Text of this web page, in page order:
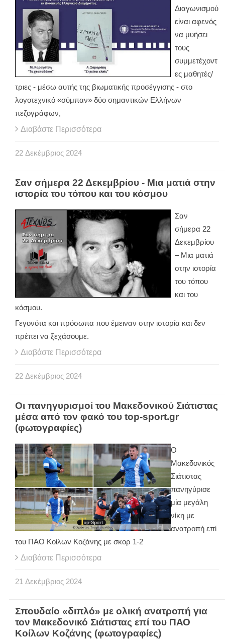
Διαγωνισμού
είναι αφενός
να μυήσει
τους
συμμετέχοντ
ες μαθητές/
τριες - μέσω αυτής της βιωματικής προσέγγισης - στο
λογοτεχνικό «σύμπαν» δύο σημαντικών Ελλήνων
πεζογράφων,
Διαβάστε Περισσότερα
22 Δεκέμβριος 2024
Σαν σήμερα 22 Δεκεμβρίου - Μια ματιά στην
ιστορία του τόπου και του κόσμου
Σαν
σήμερα 22
Δεκεμβρίου
– Μια ματιά
στην ιστορία
του τόπου
και του
κόσμου.
Γεγονότα και πρόσωπα που έμειναν στην ιστορία και δεν
πρέπει να ξεχάσουμε.
Διαβάστε Περισσότερα
22 Δεκέμβριος 2024
Οι πανηγυρισμοί του Μακεδονικού Σιάτιστας
μέσα από τον φακό του top-sport.gr
(φωτογραφίες)
Ο
Μακεδονικός
Σιάτιστας
πανηγύρισε
μία μεγάλη
νίκη με
ανατροπή επί
του ΠΑΟ Κοίλων Κοζάνης με σκορ 1-2
Διαβάστε Περισσότερα
21 Δεκέμβριος 2024
Σπουδαίο «διπλό» με ολική ανατροπή για
τον Μακεδονικό Σιάτιστας επί του ΠΑΟ
Κοίλων Κοζάνης (φωτογραφίες)